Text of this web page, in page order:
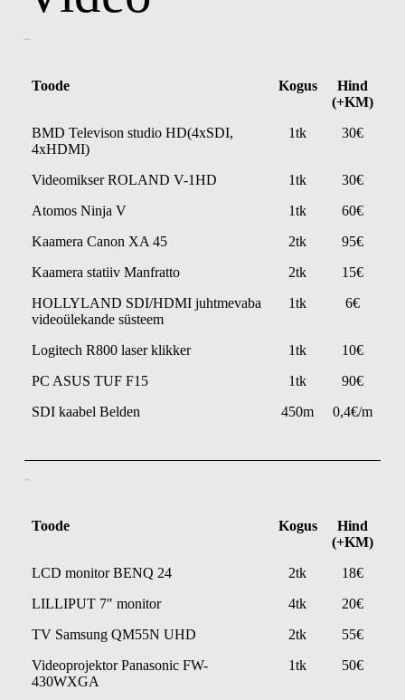
Toode Kogus
Hind
(+KM)
BMD Televison studio HD(4xSDI,
4xHDMI)
1tk 30€
Videomikser ROLAND V-1HD 1tk
30€
Atomos Ninja V
1tk
60€
Kaamera Canon XA 45
2tk
95€
Kaamera statiiv Manfratto
2tk
15€
HOLLYLAND SDI/HDMI juhtmevaba
videoülekande süsteem
1tk 6€
Logitech R800 laser klikker 1tk
10€
PC ASUS TUF F15
1tk
90€
SDI kaabel Belden
450m 0,4€/m
Toode Kogus
Hind
(+KM)
LCD monitor BENQ 24
2tk
18€
LILLIPUT 7″ monitor
4tk
20€
TV Samsung QM55N UHD
2tk
55€
Videoprojektor Panasonic FW-
430WXGA
1tk 50€